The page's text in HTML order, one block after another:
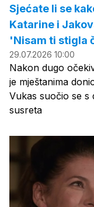
Sjećate li se
Katarine i
'Nisam ti stigla
29.07.2026 10:00
Nakon dugo
je mještanima
Vukas suočio se
susreta